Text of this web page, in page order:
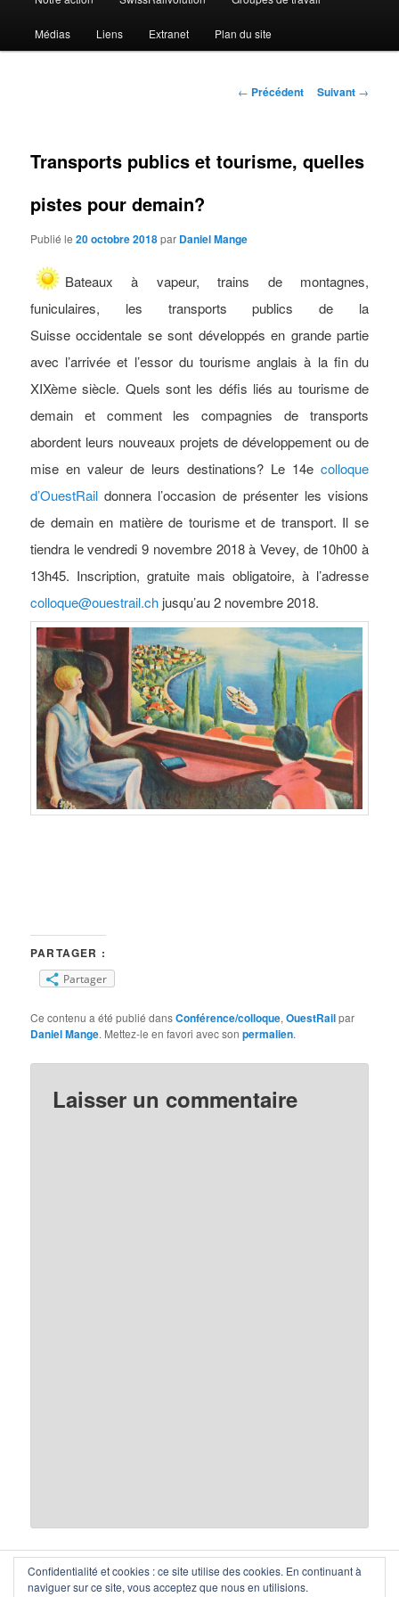
Médias Liens Extranet Plan du site
Navigation
← Précédent Suivant →
Transports publics et tourisme, quelles
pistes pour demain?
Publié le20 octobre 2018par Daniel Mange
Bateaux à vapeur, trains de montagnes,
funiculaires, les transports publics de la
Suisse occidentale se sont développés en grande partie
avec l’arrivée et l’essor du tourisme anglais à la fin du
XIXème siècle. Quels sont les défis liés au tourisme de
demain et comment les compagnies de transports
abordent leurs nouveaux projets de développement ou de
mise en valeur de leurs destinations? Le 14e colloque
d’OuestRail donnera l’occasion de présenter les visions
de demain en matière de tourisme et de transport. Il se
tiendra le vendredi 9 novembre 2018 à Vevey, de 10h00 à
13h45. Inscription, gratuite mais obligatoire, à l’adresse
colloque@ouestrail.ch jusqu’au 2 novembre 2018.
PARTAGER :
Partager
Ce contenu a été publié dansConférence/colloque,OuestRailpar
Daniel Mange. Mettez-le en favori avec sonpermalien.
Laisser un commentaire
citrap-vaud, 1000 Lausanne — secretariat(at)citrap-vaud.ch
Confidentialité et cookies : ce site utilise des cookies. En continuant à
naviguer sur ce site, vous acceptez que nous en utilisions.